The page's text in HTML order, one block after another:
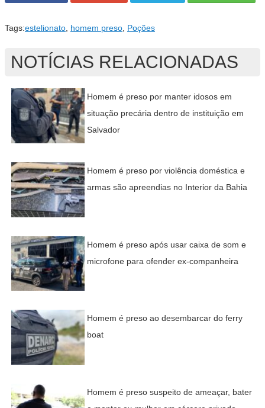
Tags:estelionato, homem preso, Poções
NOTÍCIAS RELACIONADAS
Homem é preso por manter idosos em
situação precária dentro de instituição em
Salvador
Homem é preso por violência doméstica e
armas são apreendias no Interior da Bahia
Homem é preso após usar caixa de som e
microfone para ofender ex-companheira
Homem é preso ao desembarcar do ferry
boat
Homem é preso suspeito de ameaçar, bater